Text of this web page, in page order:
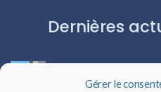
Gérer le
Dernières